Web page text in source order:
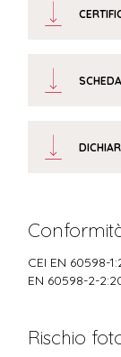
CEI EN 60598-
EN 60598-2-
Rischio